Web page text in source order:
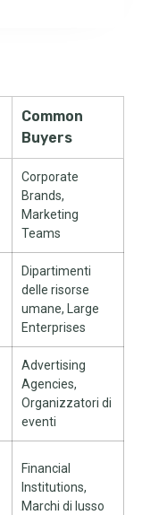
Common
Buyers
Corporate
Brands,
Marketing
Teams
Dipartimenti
delle risorse
umane,
Large
Enterprises
Advertising
Agencies,
Organizzatori di
eventi
Financial
Institutions,
Marchi di lusso